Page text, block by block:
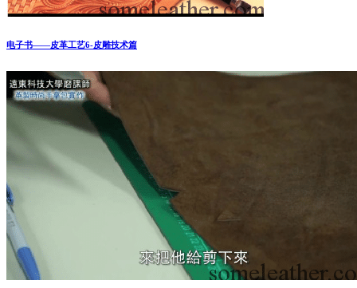
电子书——皮革工艺6-皮雕技术篇